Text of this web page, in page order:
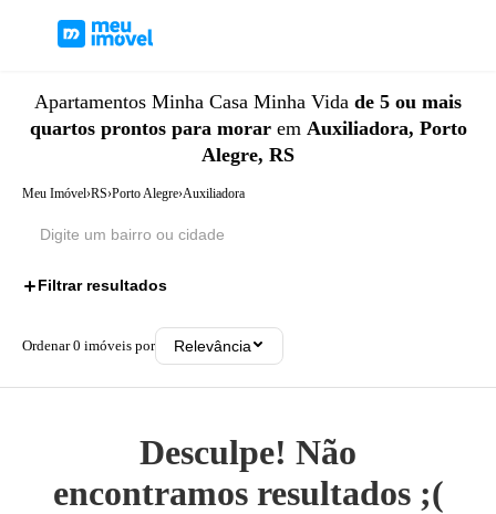
Apartamentos Minha Casa Minha Vida de 5 ou mais
quartos prontos para morar em Auxiliadora, Porto
Alegre, RS
Meu Imóvel›RS›Porto Alegre›Auxiliadora
Filtrar resultados
Ordenar0 imóveis por Relevância
Desculpe! Não
encontramos resultados ;(